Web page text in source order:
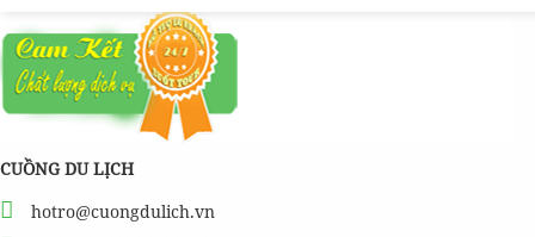
CUỒNG DU LỊCH
hotro@cuongdulich.vn